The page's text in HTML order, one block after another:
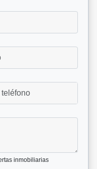
inmobiliarias